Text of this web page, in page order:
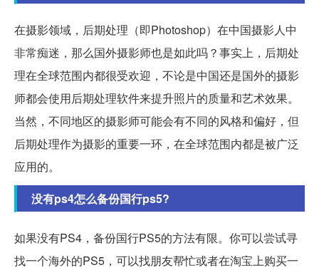
在摄影领域，后期处理（即Photoshop）在中国摄影人中
非常痴迷，那么国外摄影师也是如此吗？事实上，后期处
理在全球范围内都很受欢迎，不论是中国还是国外的摄影
师都会使用后期处理软件来提升照片的质量和艺术效果。
当然，不同地区的摄影师可能会有不同的风格和偏好，但
后期处理作为摄影的重要一环，在全球范围内都是被广泛
应用的。
没有ps4怎么备份国行ps5?
如果没有PS4，备份国行PS5的方法有限。你可以尝试寻
找一个海外的PS5，可以找朋友帮忙或者在淘宝上购买一